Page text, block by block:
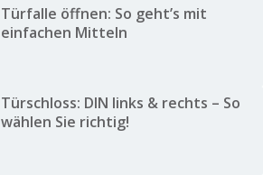
Türfalle öffnen: So geht’s mit
einfachen Mitteln
Türschloss: DIN links & rechts – So
wählen Sie richtig!